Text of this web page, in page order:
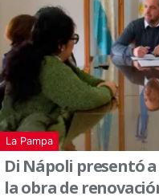
La Pampa
Di Nápoli presentó
la obra de